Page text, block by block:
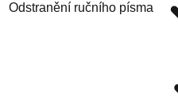
Odstranění ručního písma